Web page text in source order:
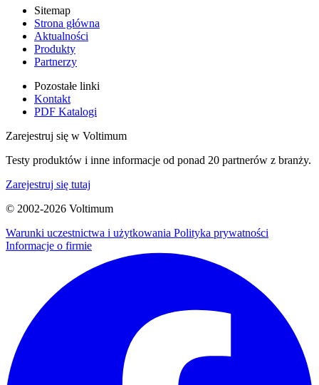
Sitemap
Strona główna
Aktualności
Produkty
Partnerzy
Pozostałe linki
Kontakt
PDF Katalogi
Zarejestruj się w Voltimum
Testy produktów i inne informacje od ponad 20 partnerów z branży.
Zarejestruj się tutaj
© 2002-2026 Voltimum
Warunki uczestnictwa i użytkowania Polityka prywatności
Informacje o firmie